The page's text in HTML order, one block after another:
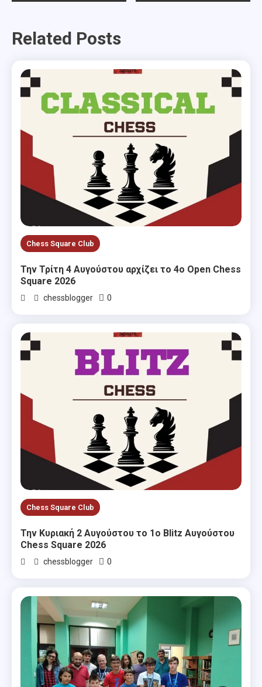
Related Posts
Chess Square Club
Την Τρίτη 4 Αυγούστου αρχίζει το 4ο Open Chess
Square 2026
chessblogger 0
Chess Square Club
Την Κυριακή 2 Αυγούστου το 1ο Blitz Αυγούστου
Chess Square 2026
chessblogger 0